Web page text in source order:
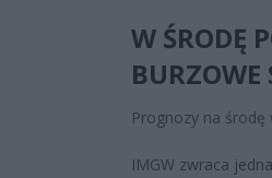
W ŚRODĘ
BURZOWE
Prognozy na środę
IMGW zwraca